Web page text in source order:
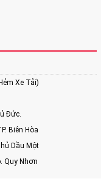
Xe Tải)
Đức.
Biên Hòa
Dầu Một
Quy Nhơn